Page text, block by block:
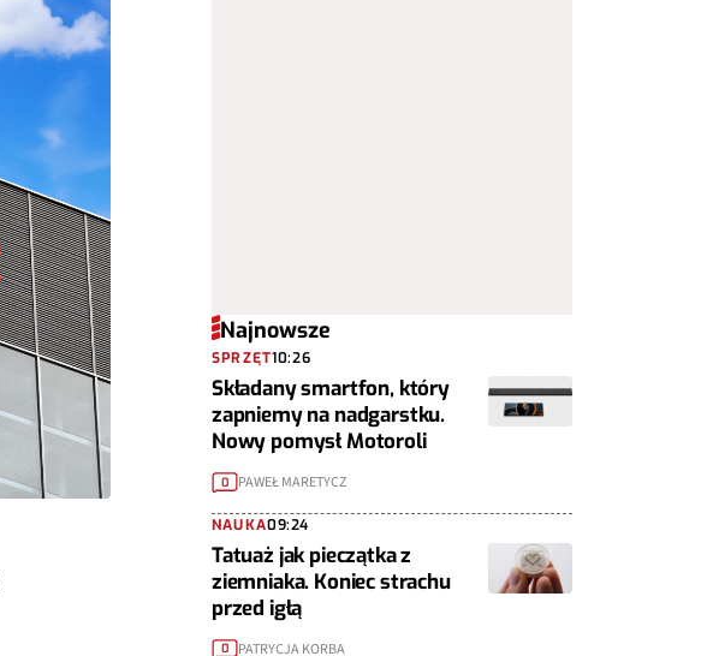
Najnowsze
SPRZĘT10:26
Składany smartfon, który
zapniemy na nadgarstku.
Nowy pomysł Motoroli
0 PAWEŁ MARETYCZ
NAUKA09:24
Tatuaż jak pieczątka z
ziemniaka. Koniec strachu
przed igłą
0 PATRYCJA KORBA